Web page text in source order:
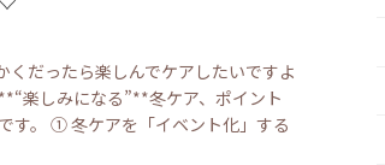
だったら楽しんでケアしたいですよ
楽しみになる”**冬ケア、ポイント
す。 ① 冬ケアを「イベント化」する